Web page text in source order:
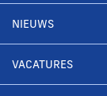
NIEUWS
VACATURES